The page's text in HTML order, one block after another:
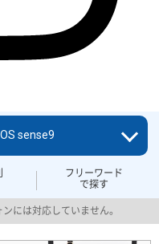
フリーワード
で探す
sense9
には対応していません。